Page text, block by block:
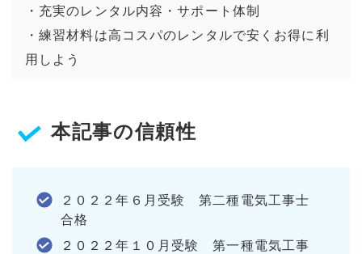
・充実のレンタル内容・サポート体制
・練習材料は高コスパのレンタルで安くお得に利
用しよう
本記事の信頼性
２０２２年６月受験 第二種電気工事士
合格
２０２２年１０月受験 第一種電気工事